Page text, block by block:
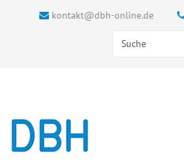
kontakt@dbh-online.de
Suchformular
Search this site